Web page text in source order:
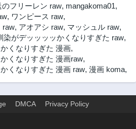
のフリーレン raw, mangakoma01,
, ワンピース raw,
raw, アオアシ raw, マッシュル raw,
染がデッッッッかくなりすぎた raw,
くなりすぎた 漫画,
くなりすぎた 漫画raw,
くなりすぎた 漫画 raw, 漫画 koma,
DMCA Privacy Policy